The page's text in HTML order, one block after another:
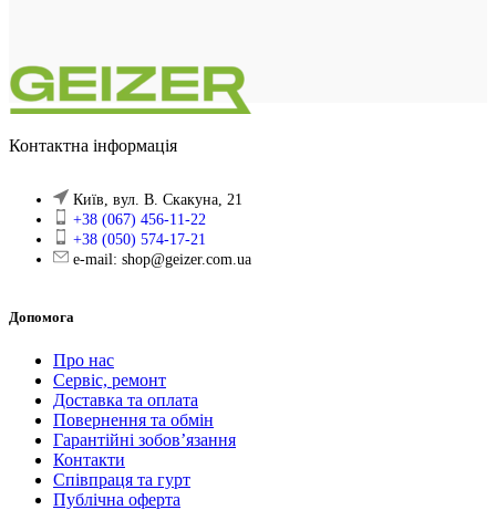
Контактна інформація
Київ, вул. В. Скакуна, 21
+38 (067) 456-11-22
+38 (050) 574-17-21
e-mail: shop@geizer.com.ua
Допомога
Про нас
Сервіс, ремонт
Доставка та оплата
Повернення та обмін
Гарантійні зобов’язання
Контакти
Співпраця та гурт
Публічна оферта